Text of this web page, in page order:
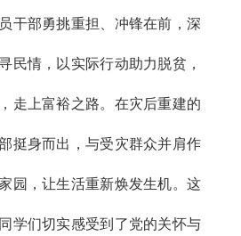
干部勇挑重担、冲锋在前，深
民情，以实际行动助力脱贫，
走上富裕之路。在灾后重建的
挺身而出，与受灾群众并肩作
园，让生活重新焕发生机。这
学们切实感受到了党的关怀与